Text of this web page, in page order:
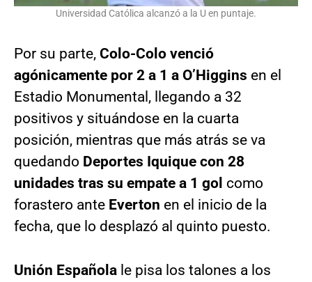
Universidad Católica alcanzó a la U en puntaje.
Por su parte, Colo-Colo venció
agónicamente por 2 a 1 a O’Higgins en el
Estadio Monumental, llegando a 32
positivos y situándose en la cuarta
posición, mientras que más atrás se va
quedando Deportes Iquique con 28
unidades tras su empate a 1 gol como
forastero ante Everton en el inicio de la
fecha, que lo desplazó al quinto puesto.
Unión Española le pisa los talones a los